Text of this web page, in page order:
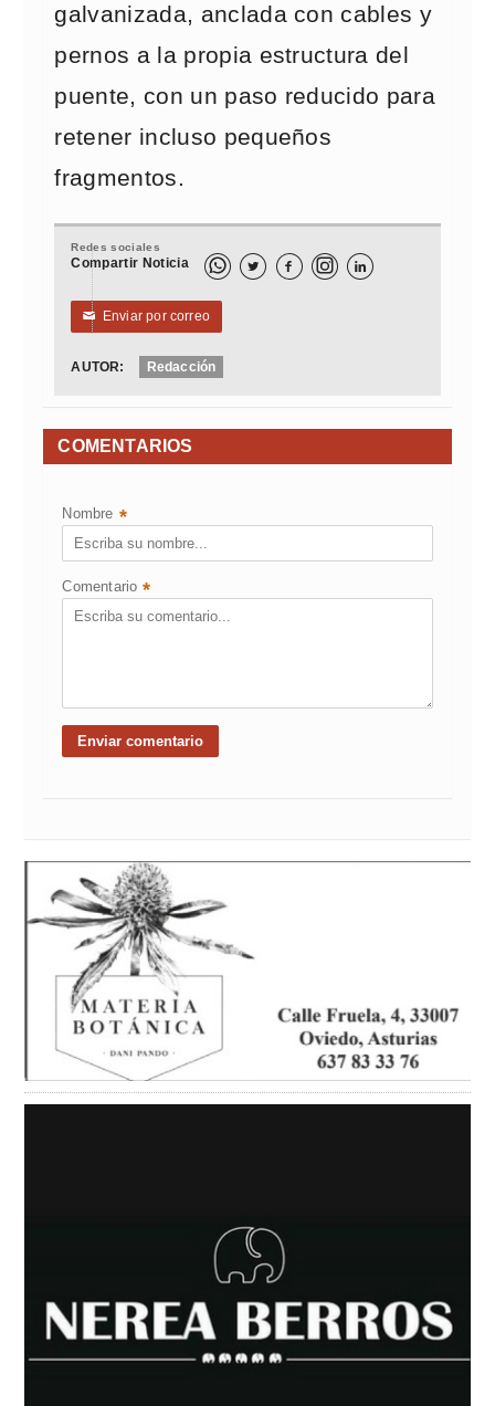
galvanizada, anclada con cables y
pernos a la propia estructura del
puente, con un paso reducido para
retener incluso pequeños
fragmentos.
Redes sociales
Compartir Noticia   
✉ Enviar por correo
AUTOR: Redacción
COMENTARIOS
Nombre *
Comentario *